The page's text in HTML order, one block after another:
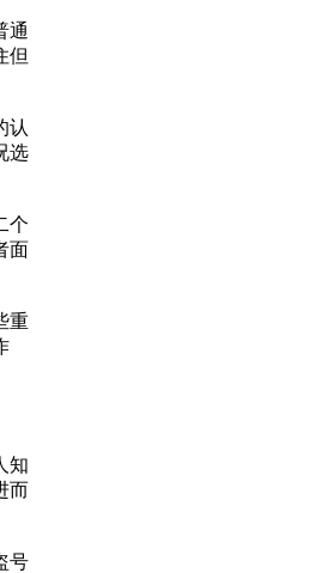
通
但
认
选
个
面
重
知
而
号